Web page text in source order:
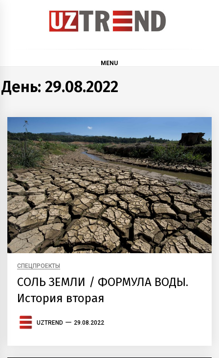
MENU
День:29.08.2022
СПЕЦПРОЕКТЫ
CОЛЬ ЗЕМЛИ / ФОРМУЛА ВОДЫ.
История вторая
UZTREND 29.08.2022